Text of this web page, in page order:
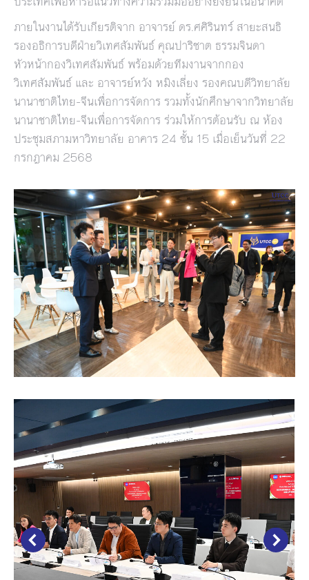
ภายในงานได้รับเกียรติจาก อาจารย์ ดร.ศศิรินทร์ สายะสนธิ
รองอธิการบดีฝ่ายวิเทศสัมพันธ์ คุณปาริชาต ธรรมจินดา
หัวหน้ากองวิเทศสัมพันธ์ พร้อมด้วยทีมงานจากกอง
วิเทศสัมพันธ์ และ อาจารย์หวัง หมิงเลี่ยง รองคณบดีวิทยาลัย
นานาชาติไทย-จีนเพื่อการจัดการ รวมทั้งนักศึกษาจากวิทยาลัย
นานาชาติไทย-จีนเพื่อการจัดการ ร่วมให้การต้อนรับ ณ ห้อง
ประชุมสภามหาวิทยาลัย อาคาร 24 ชั้น 15 เมื่อเย็นวันที่ 22
กรกฎาคม 2568